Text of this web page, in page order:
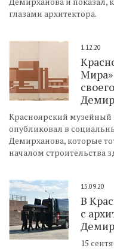
глазами архитектора.
1.12.20
Мира»
Красноярский
опубликовал в
Демирханова, которые
началом строительства
15.09.20
В
с
15